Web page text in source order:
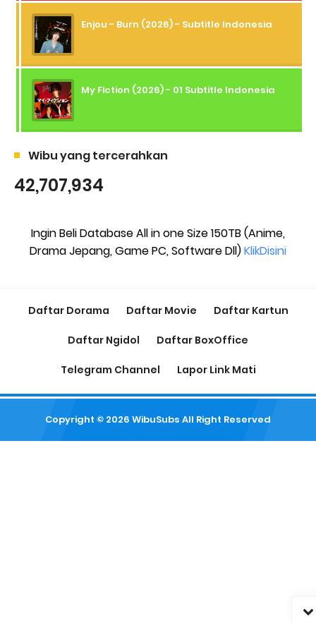
Enjou - Burn (2026) - Subtitle Indonesia
My Fiction (2026) - 01 Subtitle Indonesia
Wibu yang tercerahkan
42,707,934
Ingin Beli Database All in one Size 150TB (Anime,
Drama Jepang, Game PC, Software Dll)KlikDisini
Daftar Dorama Daftar Movie Daftar Kartun
Daftar Ngidol Daftar BoxOffice
Telegram Channel Lapor Link Mati
Copyright © 2026 WibuSubs All Right Reserved